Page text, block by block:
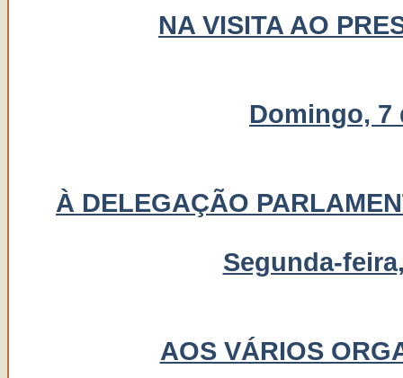
NA VISITA AO
Domingo, 7
À DELEGAÇÃO
Segunda-
AOS VÁRIOS